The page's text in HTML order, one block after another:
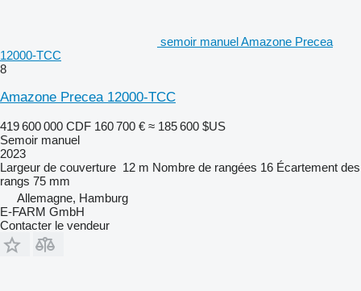
semoir manuel Amazone Precea
12000-TCC
8
Amazone Precea 12000-TCC
419 600 000 CDF 160 700 € ≈ 185 600 $US
Semoir manuel
2023
Largeur de couverture 12 m Nombre de rangées 16 Écartement des
rangs 75 mm
Allemagne, Hamburg
E-FARM GmbH
Contacter le vendeur